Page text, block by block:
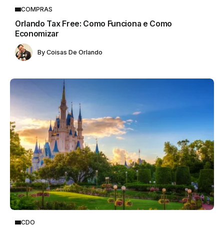
COMPRAS
Orlando Tax Free: Como Funciona e Como
Economizar
By Coisas De Orlando
CDO